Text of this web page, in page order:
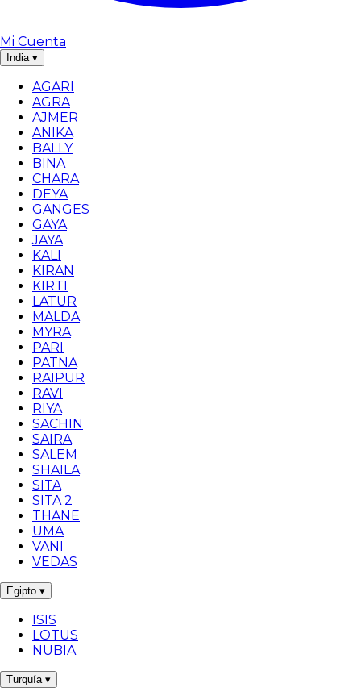
Mi Cuenta
India ▾
AGARI
AGRA
AJMER
ANIKA
BALLY
BINA
CHARA
DEYA
GANGES
GAYA
JAYA
KALI
KIRAN
KIRTI
LATUR
MALDA
MYRA
PARI
PATNA
RAIPUR
RAVI
RIYA
SACHIN
SAIRA
SALEM
SHAILA
SITA
SITA 2
THANE
UMA
VANI
VEDAS
Egipto ▾
ISIS
LOTUS
NUBIA
Turquía ▾